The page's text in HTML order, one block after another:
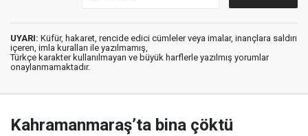
UYARI: Küfür, hakaret, rencide edici cümleler veya imalar, inançlara saldırı
içeren, imla kuralları ile yazılmamış,
Türkçe karakter kullanılmayan ve büyük harflerle yazılmış yorumlar
onaylanmamaktadır.
Kahramanmaraş’ta bina çöktü